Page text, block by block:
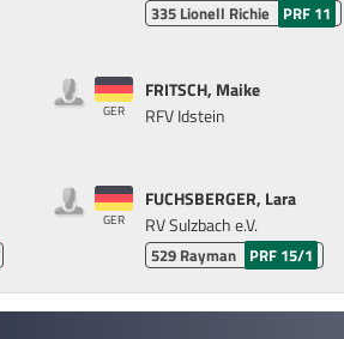
335 Lionell Richie PRF 11
GER
FRITSCH, Maike
RFV Idstein
GER
FUCHSBERGER, Lara
RV Sulzbach e.V.
529 Rayman PRF 15/1